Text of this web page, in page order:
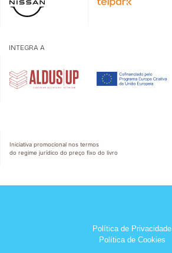
INTEGRA A
Iniciativa promocional nos termos
do regime jurídico do preço fixo do livro
Política de Privacidade
Política de Cookies